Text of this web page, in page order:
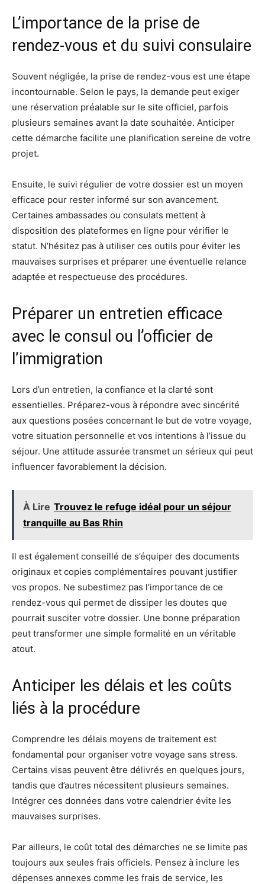
L’importance de la prise de
rendez-vous et du suivi consulaire
Souvent négligée, la prise de rendez-vous est une étape
incontournable. Selon le pays, la demande peut exiger
une réservation préalable sur le site officiel, parfois
plusieurs semaines avant la date souhaitée. Anticiper
cette démarche facilite une planification sereine de votre
projet.
Ensuite, le suivi régulier de votre dossier est un moyen
efficace pour rester informé sur son avancement.
Certaines ambassades ou consulats mettent à
disposition des plateformes en ligne pour vérifier le
statut. N’hésitez pas à utiliser ces outils pour éviter les
mauvaises surprises et préparer une éventuelle relance
adaptée et respectueuse des procédures.
Préparer un entretien efficace
avec le consul ou l’officier de
l’immigration
Lors d’un entretien, la confiance et la clarté sont
essentielles. Préparez-vous à répondre avec sincérité
aux questions posées concernant le but de votre voyage,
votre situation personnelle et vos intentions à l’issue du
séjour. Une attitude assurée transmet un sérieux qui peut
influencer favorablement la décision.
À Lire Trouvez le refuge idéal pour un séjour
tranquille au Bas Rhin
Il est également conseillé de s’équiper des documents
originaux et copies complémentaires pouvant justifier
vos propos. Ne subestimez pas l’importance de ce
rendez-vous qui permet de dissiper les doutes que
pourrait susciter votre dossier. Une bonne préparation
peut transformer une simple formalité en un véritable
atout.
Anticiper les délais et les coûts
liés à la procédure
Comprendre les délais moyens de traitement est
fondamental pour organiser votre voyage sans stress.
Certains visas peuvent être délivrés en quelques jours,
tandis que d’autres nécessitent plusieurs semaines.
Intégrer ces données dans votre calendrier évite les
mauvaises surprises.
Par ailleurs, le coût total des démarches ne se limite pas
toujours aux seules frais officiels. Pensez à inclure les
dépenses annexes comme les frais de service, les